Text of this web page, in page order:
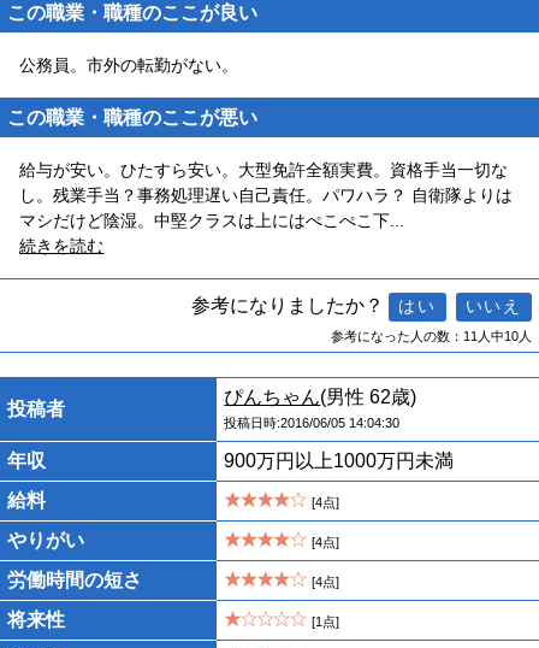
この職業・職種のここが良い
公務員。市外の転勤がない。
この職業・職種のここが悪い
給与が安い。ひたすら安い。大型免許全額実費。資格手当一切な
し。残業手当？事務処理遅い自己責任。パワハラ？ 自衛隊よりは
マシだけど陰湿。中堅クラスは上にはぺこぺこ下
続きを読む
参考になりましたか？
参考になった人の数：11人中10人
投稿者
ぴんちゃん(男性 62歳)
投稿日時:2016/06/05 14:04:30
年収
900万円以上1000万円未満
給料
[4点]
やりがい [4点]
労働時間の短さ [4点]
将来性 [1点]